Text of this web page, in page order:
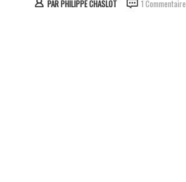
PARPHILIPPE CHASLOT 1 Commentaire